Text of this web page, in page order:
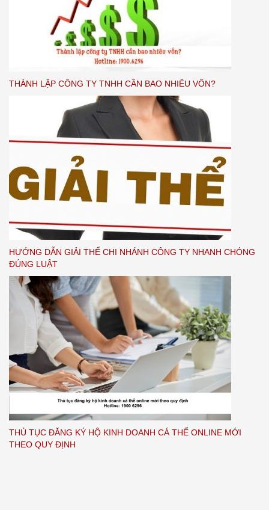
THÀNH LẬP CÔNG TY TNHH CẦN BAO NHIÊU VỐN?
HƯỚNG DẪN GIẢI THỂ CHI NHÁNH CÔNG TY NHANH CHÓNG
ĐÚNG LUẬT
THỦ TỤC ĐĂNG KÝ HỘ KINH DOANH CÁ THỂ ONLINE MỚI
THEO QUY ĐỊNH